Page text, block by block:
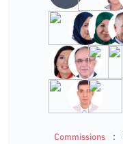
Commissions :